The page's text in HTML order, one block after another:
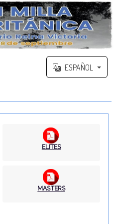
ESPAÑOL
ELITES
MASTERS